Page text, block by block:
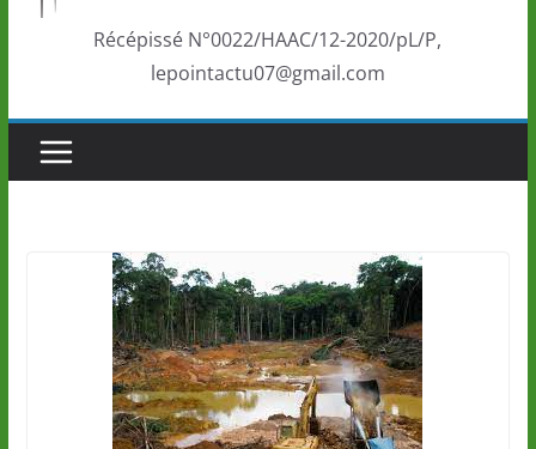
Récépissé N°0022/HAAC/12-2020/pL/P,
lepointactu07@gmail.com